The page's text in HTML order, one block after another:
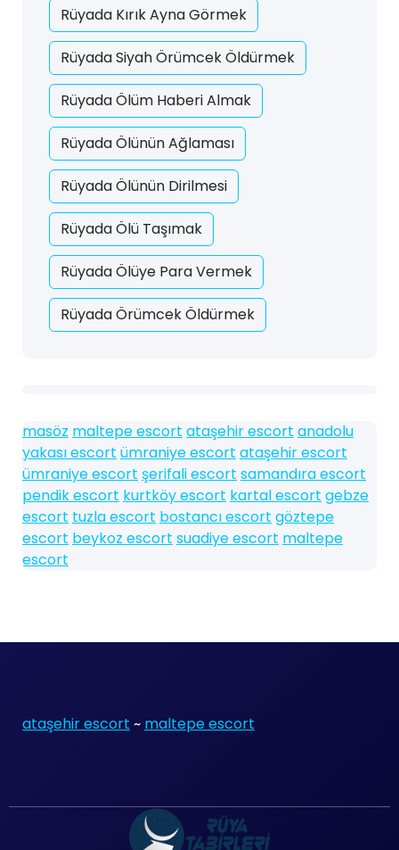
Rüyada Kırık Ayna Görmek
Rüyada Siyah Örümcek Öldürmek
Rüyada Ölüm Haberi Almak
Rüyada Ölünün Ağlaması
Rüyada Ölünün Dirilmesi
Rüyada Ölü Taşımak
Rüyada Ölüye Para Vermek
Rüyada Örümcek Öldürmek
masöz maltepe escort ataşehir escort anadolu
yakası escort ümraniye escort ataşehir escort
ümraniye escort şerifali escort samandıra escort
pendik escort kurtköy escort kartal escort gebze
escort tuzla escort bostancı escort göztepe
escort beykoz escort suadiye escort maltepe
escort
ataşehir escort ~ maltepe escort